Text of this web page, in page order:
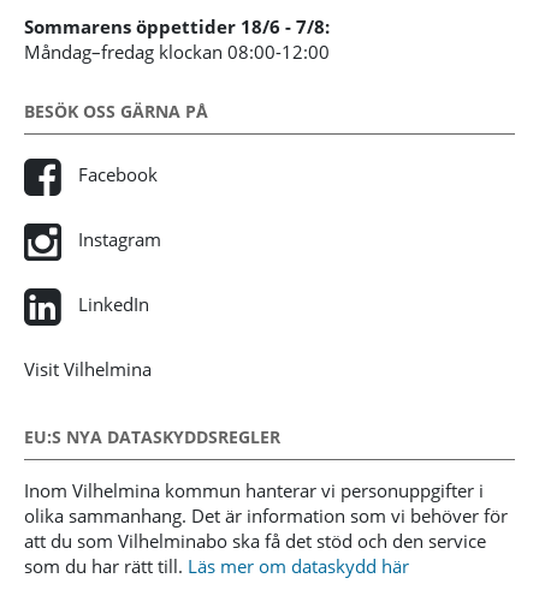
Sommarens öppettider 18/6 - 7/8:
Måndag–fredag klockan 08:00-12:00
BESÖK OSS GÄRNA PÅ
Facebook
Instagram
LinkedIn
Visit Vilhelmina
EU:S NYA DATASKYDDSREGLER
Inom Vilhelmina kommun hanterar vi personuppgifter i
olika sammanhang. Det är information som vi behöver för
att du som Vilhelminabo ska få det stöd och den service
som du har rätt till. Läs mer om dataskydd här